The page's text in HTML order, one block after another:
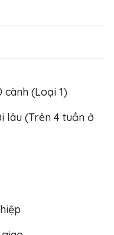
cành (Loại 1)
lâu (Trên 4 tuần ở